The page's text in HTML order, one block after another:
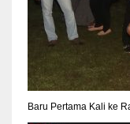
Baru Pertama Kali ke